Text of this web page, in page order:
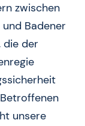
zwischen
Badener
die der
unsere